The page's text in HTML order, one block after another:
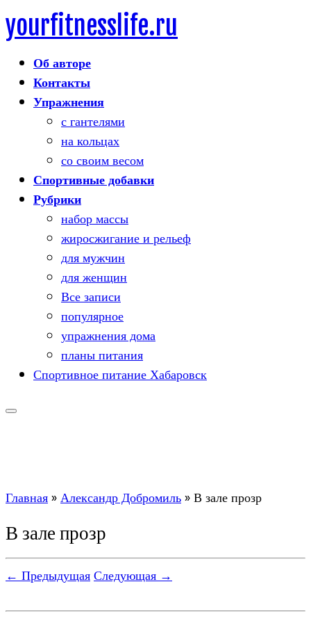
Skip
to
content
yourfitnesslife.ru
Об авторе
Контакты
Упражнения
с гантелями
на кольцах
со своим весом
Спортивные добавки
Рубрики
набор массы
жиросжигание и рельеф
для мужчин
для женщин
Все записи
популярное
упражнения дома
планы питания
Спортивное питание Хабаровск
Главная»Александр Добромиль»В зале прозр
В зале прозр
← ПредыдущаяСледующая →